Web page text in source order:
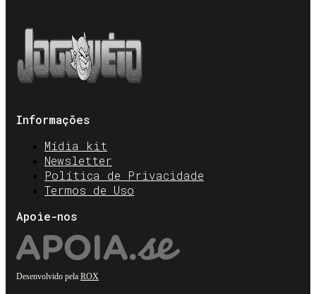
Informações
Mídia kit
Newsletter
Política de Privacidade
Termos de Uso
Apoie-nos
Desenvolvido pela ROX